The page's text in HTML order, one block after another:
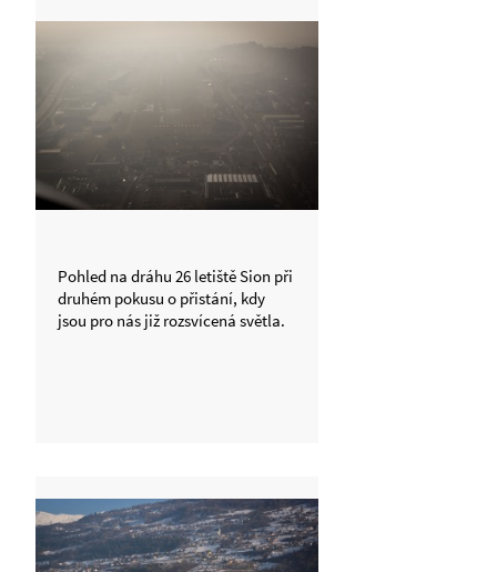
Pohled na dráhu 26 letiště Sion při
druhém pokusu o přistání, kdy
jsou pro nás již rozsvícená světla.